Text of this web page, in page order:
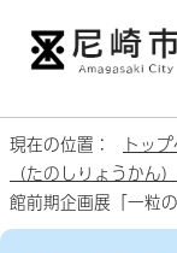
現在の位置： トッ
（たのしりょうかん）
館前期企画展「一粒